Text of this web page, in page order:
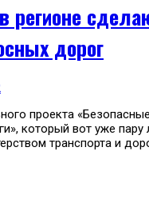
регионе
дорог
проекта
который вот уже пару
транспорта и